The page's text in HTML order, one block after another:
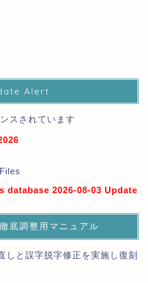
Alert
スされています
database 2026-08-03 Update
底調整用マニュアル
しと誤字脱字修正を実施し復刻